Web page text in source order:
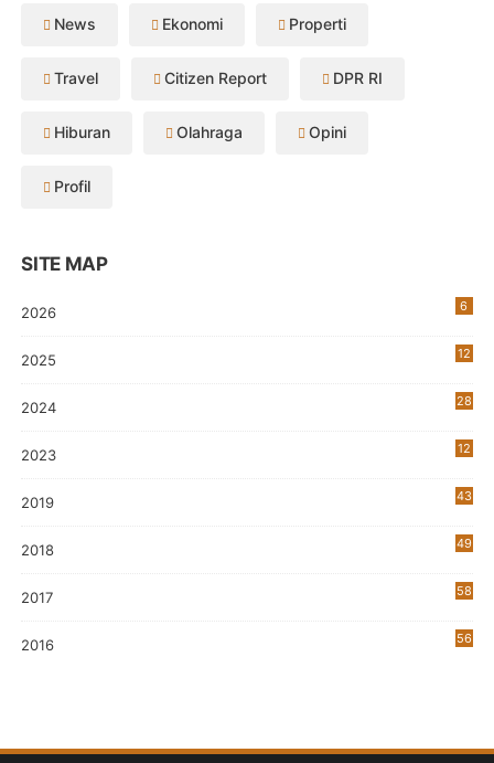
News Ekonomi Properti
Travel Citizen Report DPR RI
Hiburan Olahraga Opini
Profil
SITE MAP
2026 6
2025 12
2024 28
2023
12
2019
43
2018 49
2017 58
2016 56